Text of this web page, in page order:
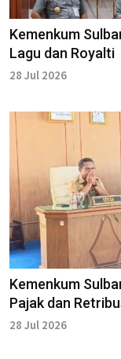
Kemenkum
Lagu dan Royalti
28 Jul 2026
Kemenkum
Pajak dan
28 Jul 2026